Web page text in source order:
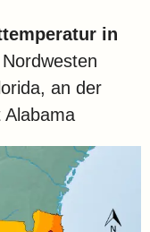
in
an der
Alabama